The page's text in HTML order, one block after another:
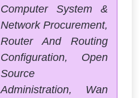
Computer System &
Network Procurement,
Router And Routing
Configuration, Open
Source
Administration, Wan